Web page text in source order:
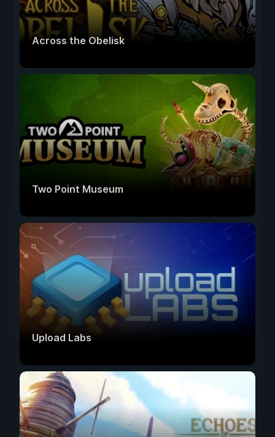
Across the Obelisk
Two Point Museum
Upload Labs